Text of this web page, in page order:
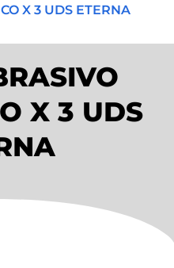
X 3 UDS ETERNA
X 3 UDS